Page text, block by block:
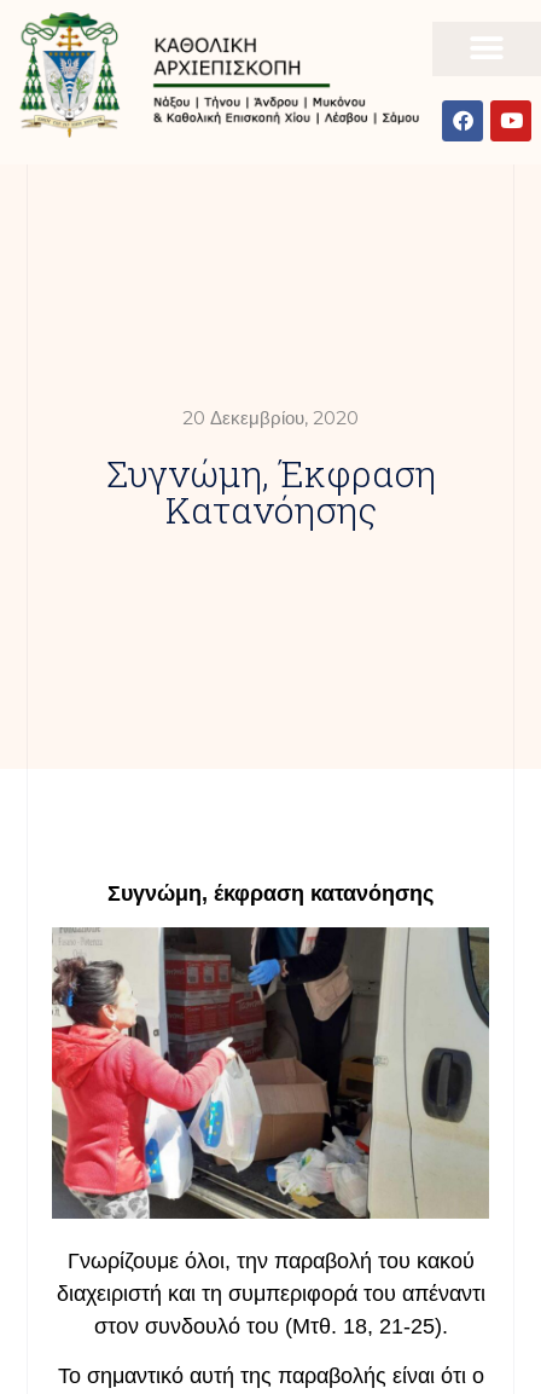
20 Δεκεμβρίου, 2020
Συγνώμη, Έκφραση
Κατανόησης
Συγνώμη, έκφραση κατανόησης
Γνωρίζουμε όλοι, την παραβολή του κακού
διαχειριστή και τη συμπεριφορά του απέναντι
στον συνδουλό του (Μτθ. 18, 21-25).
Το σημαντικό αυτή της παραβολής είναι ότι ο